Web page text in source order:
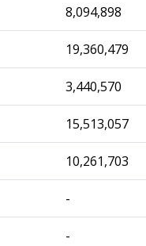
8,094,898
19,360,479
3,440,570
15,513,057
10,261,703
-
-